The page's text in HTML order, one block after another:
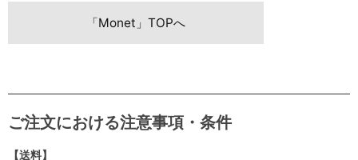
「Monet」TOPへ
ご注文における注意事項・条件
【送料】